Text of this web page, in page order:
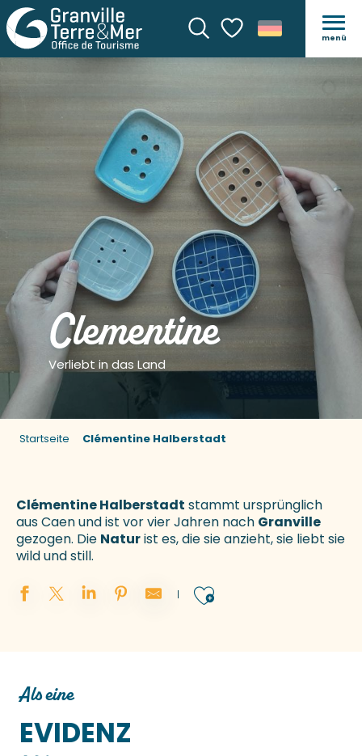
SucheVoir les favoris
menü
Clementine
Verliebt in das Land
Startseite Clémentine Halberstadt
Clémentine Halberstadt stammt ursprünglich
aus Caen und ist vor vier Jahren nach Granville
gezogen. Die Naturist es, die sie anzieht, sie liebt sie
wild und still.
Ajouter aux
Als eine
EVIDENZ